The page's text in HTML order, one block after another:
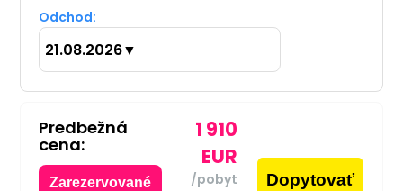
Odchod:
21.08.2026▼
Predbežná
cena:
Zarezervované
1 910
EUR
/pobyt Dopytovať